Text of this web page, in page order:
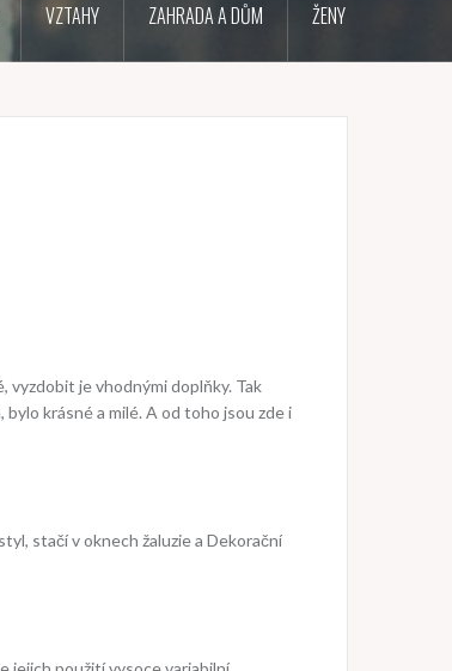
VZTAHY ZAHRADA A DŮM ŽENY
vyzdobit je vhodnými doplňky. Tak
krásné a milé. A od toho jsou zde i
stačí v oknech žaluzie a Dekorační